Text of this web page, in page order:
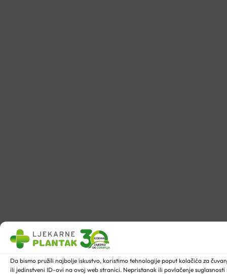
Da bismo pružili najbolje iskustvo, koristimo tehnologije poput kolačića za
ili jedinstveni ID-ovi na ovoj web stranici. Nepristanak ili povlačenje